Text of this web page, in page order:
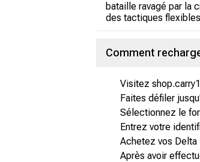
bataille ravagé par la
des tactiques
Comment
Visitez
Faites défiler
Sélectionnez le
Entrez votre
Achetez vos
Après avoir